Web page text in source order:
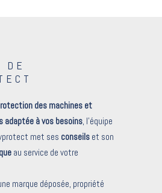
DE
des machines et
adaptée à vos besoins, l’équipe
met ses conseils et son
au service de votre
marque déposée, propriété